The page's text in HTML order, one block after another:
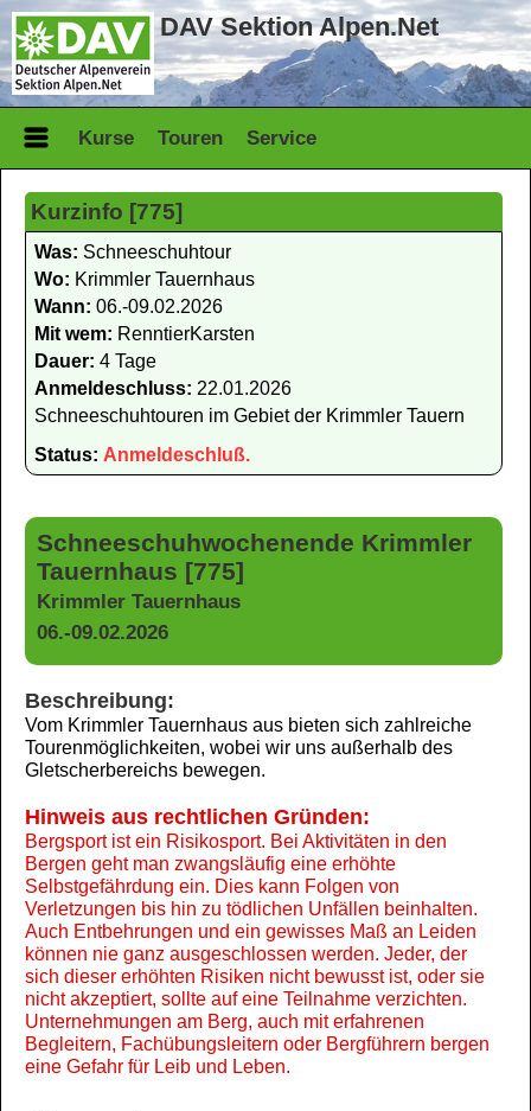
DAV Sektion Alpen.Net
Kurse Touren Service
Kurzinfo [775]
Was: Schneeschuhtour
Wo: Krimmler Tauernhaus
Wann: 06.-09.02.2026
Mit wem: RenntierKarsten
Dauer: 4 Tage
Anmeldeschluss: 22.01.2026
Schneeschuhtouren im Gebiet der Krimmler Tauern
Status: Anmeldeschluß.
Schneeschuhwochenende Krimmler
Tauernhaus [775]
Krimmler Tauernhaus
06.-09.02.2026
Beschreibung:
Vom Krimmler Tauernhaus aus bieten sich zahlreiche
Tourenmöglichkeiten, wobei wir uns außerhalb des
Gletscherbereichs bewegen.
Hinweis aus rechtlichen Gründen:
Bergsport ist ein Risikosport. Bei Aktivitäten in den
Bergen geht man zwangsläufig eine erhöhte
Selbstgefährdung ein. Dies kann Folgen von
Verletzungen bis hin zu tödlichen Unfällen beinhalten.
Auch Entbehrungen und ein gewisses Maß an Leiden
können nie ganz ausgeschlossen werden. Jeder, der
sich dieser erhöhten Risiken nicht bewusst ist, oder sie
nicht akzeptiert, sollte auf eine Teilnahme verzichten.
Unternehmungen am Berg, auch mit erfahrenen
Begleitern, Fachübungsleitern oder Bergführern bergen
eine Gefahr für Leib und Leben.